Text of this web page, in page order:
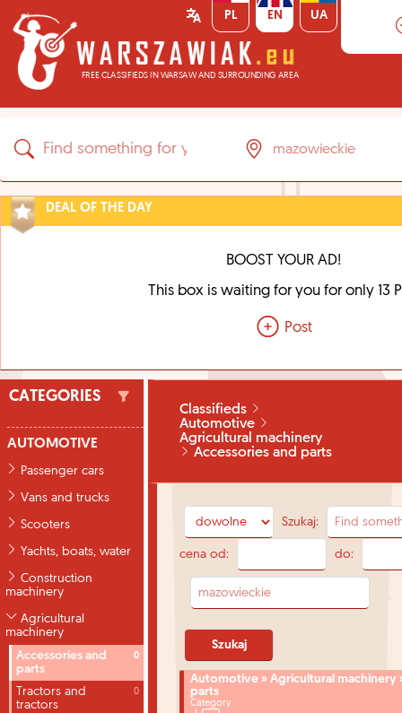
FREE CLASSIFIEDS IN WARSAW AND SURROUNDING AREA
PL EN UA
DEAL OF THE DAY
BOOST YOUR AD!
This box is waiting for you for only 13
Post
CATEGORIES
AUTOMOTIVE
Passenger cars
Vans and trucks
Scooters
Yachts, boats, water
Construction
machinery
Agricultural
machinery
Accessories and
parts
0
Tractors and
tractors
0
Classifieds
Automotive
Agricultural machinery
Accessories and parts
Szukaj:
cena od: do:
Automotive » Agricultural machinery
parts
Category